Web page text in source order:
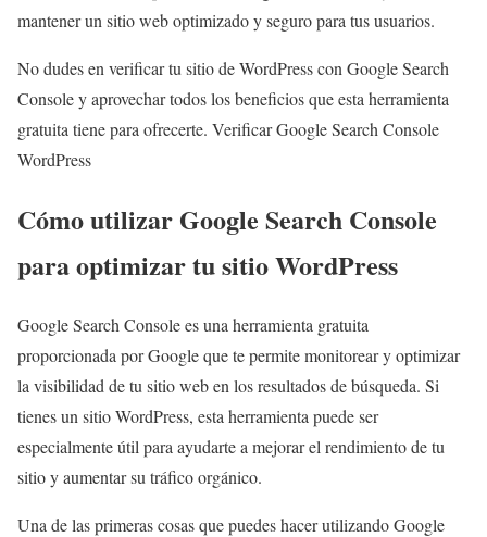
mantener un sitio web optimizado y seguro para tus usuarios.
No dudes en verificar tu sitio de WordPress con Google Search
Console y aprovechar todos los beneficios que esta herramienta
gratuita tiene para ofrecerte. Verificar Google Search Console
WordPress
Cómo utilizar Google Search Console
para optimizar tu sitio WordPress
Google Search Console es una herramienta gratuita
proporcionada por Google que te permite monitorear y optimizar
la visibilidad de tu sitio web en los resultados de búsqueda. Si
tienes un sitio WordPress, esta herramienta puede ser
especialmente útil para ayudarte a mejorar el rendimiento de tu
sitio y aumentar su tráfico orgánico.
Una de las primeras cosas que puedes hacer utilizando Google